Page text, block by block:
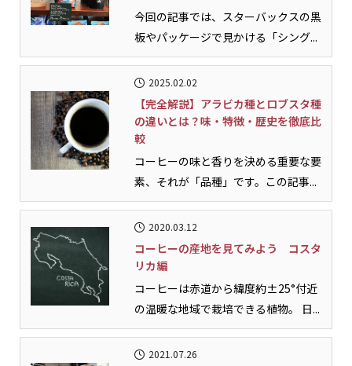
今回の記事では、スターバックスの黒
板やパッケージで見かける「シング...
2025.02.02
【完全解説】アラビカ種とロブスタ種
の違いとは？味・特徴・歴史を徹底比
較
コーヒーの味と香りを決める重要な要
素、それが「品種」です。この記事...
2020.03.12
コーヒーの産地を見てみよう コスタ
リカ編
コーヒーは赤道から緯度約±25°付近
の温暖な地域で栽培できる植物。 日...
2021.07.26